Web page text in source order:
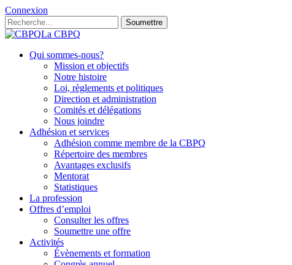
Connexion
Soumettre
La CBPQ
Qui sommes-nous?
Mission et objectifs
Notre histoire
Loi, règlements et politiques
Direction et administration
Comités et délégations
Nous joindre
Adhésion et services
Adhésion comme membre de la CBPQ
Répertoire des membres
Avantages exclusifs
Mentorat
Statistiques
La profession
Offres d’emploi
Consulter les offres
Soumettre une offre
Activités
Évènements et formation